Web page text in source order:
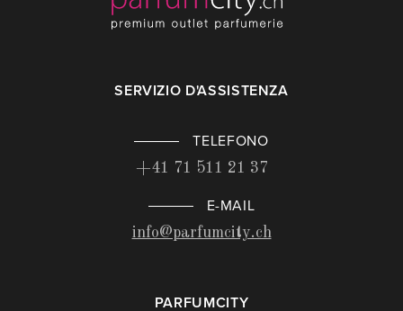
SERVIZIO D'ASSISTENZA
TELEFONO
+41 71 511 21 37
E-MAIL
info@parfumcity.ch
PARFUMCITY